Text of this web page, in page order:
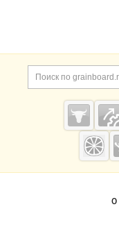
Cсылки
Важные
Навигация по О